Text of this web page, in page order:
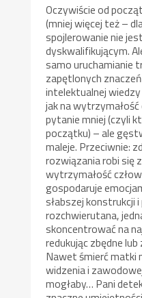
Oczywiście od
(mniej więcej też –
spojlerowanie nie
dyskwalifikującym.
samo uruchamianie
zapętlonych
intelektualnej
jak na
pytanie mniej (czyli
początku) – ale
maleje. Przeciwnie:
rozwiązania robi się
wytrzymałość
gospodaruje
słabszej konstrukcji
rozchwierutana,
skoncentrować na
redukując zbędne
Nawet śmierć matki
widzenia i
mogłaby… Pani